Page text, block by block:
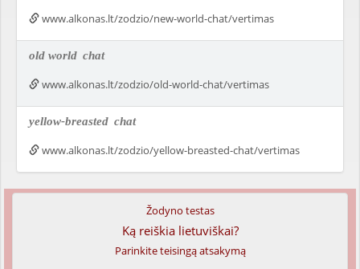
www.alkonas.lt/zodzio/new-world-chat/vertimas
old world chat
www.alkonas.lt/zodzio/old-world-chat/vertimas
yellow-breasted chat
www.alkonas.lt/zodzio/yellow-breasted-chat/vertimas
Žodyno testas
Ką reiškia lietuviškai?
Parinkite teisingą atsakymą